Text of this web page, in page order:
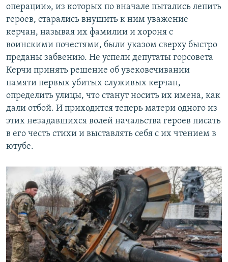
операции», из которых по вначале пытались лепить
героев, старались внушить к ним уважение
керчан, называя их фамилии и хороня с
воинскими почестями, были указом сверху быстро
преданы забвению. Не успели депутаты горсовета
Керчи принять решение об увековечивании
памяти первых убитых служивых керчан,
определить улицы, что станут носить их имена, как
дали отбой. И приходится теперь матери одного из
этих незадавшихся волей начальства героев писать
в его честь стихи и выставлять себя с их чтением в
ютубе.